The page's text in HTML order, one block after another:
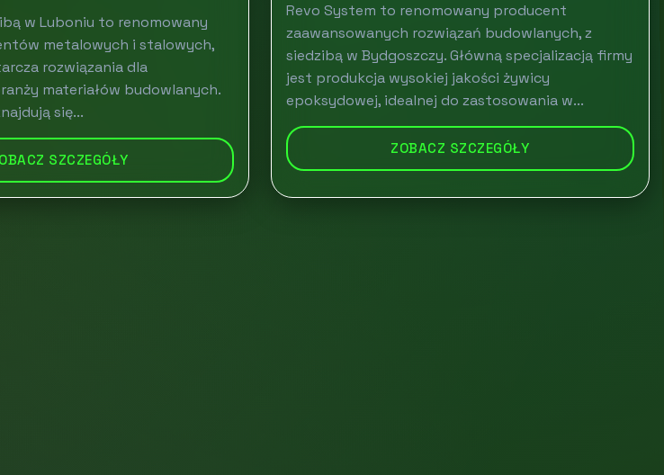
w Luboniu to renomowany
metalowych i stalowych,
rozwiązania dla
materiałów budowlanych.
się...
SZCZEGÓŁY
Revo System to renomowany producent
zaawansowanych rozwiązań budowlanych, z
siedzibą w Bydgoszczy. Główną specjalizacją firmy
jest produkcja wysokiej jakości żywicy
epoksydowej, idealnej do zastosowania w...
ZOBACZ SZCZEGÓŁY